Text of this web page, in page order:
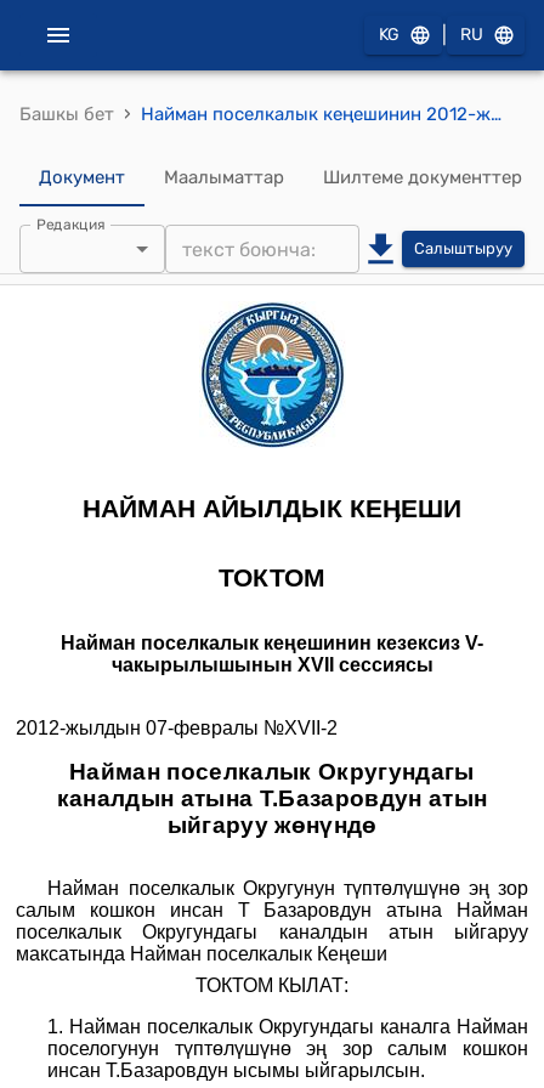
KG RU
Башкы бет › Найман поселкалык кеңешинин 2012-жылдын 07-февралындагы №XVII-2 "Найман поселкалык Округундагы каналдын атына Т.Базаровдун атын ыйгаруу жөнүндө" токтому
Документ Маалыматтар Шилтеме документтер
Редакция
Салыштыруу